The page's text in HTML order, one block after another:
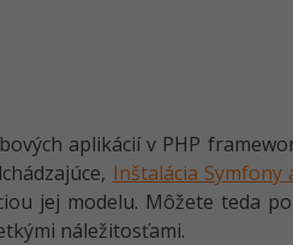
aplikácií v PHP
Inštalácia Symfony
jej modelu. Môžete teda
náležitosťami.